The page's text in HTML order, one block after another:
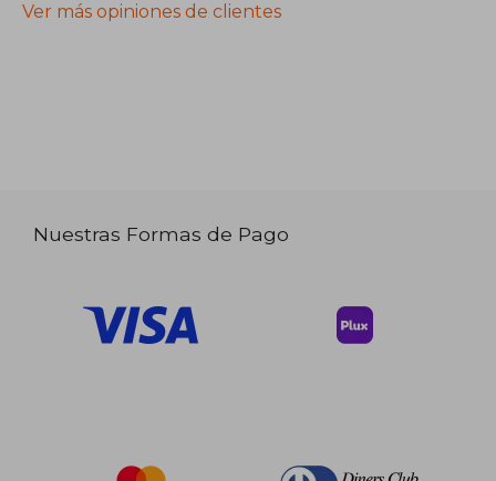
Ver más opiniones de clientes
Nuestras Formas de Pago